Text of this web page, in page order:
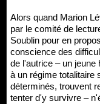
Alors quand Marion
par le comité de
Soublin pour en
conscience des
de l'autrice – un jeune
à un régime totalitaire
déterminés, trouvent
tenter d'y survivre –